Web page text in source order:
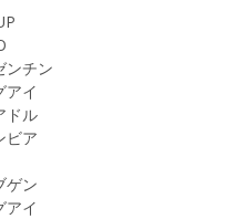
ンチン
アイ
ドル
ビア
ゲン
アイ